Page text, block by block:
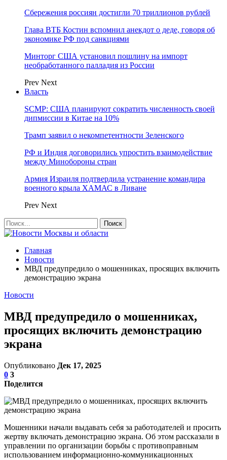
Сбережения россиян достигли 70 триллионов рублей
Глава ВТБ Костин вспомнил анекдот о деде, говоря об
экономике РФ под санкциями
Минторг США установил пошлину на импорт
необработанного палладия из России
Prev Next
Власть
SCMP: США планируют сократить численность своей
дипмиссии в Китае на 10%
Трамп заявил о некомпетентности Зеленского
РФ и Индия договорились упростить взаимодействие
между Минобороны стран
Армия Израиля подтвердила устранение командира
военного крыла ХАМАС в Ливане
Prev Next
Главная
Новости
МВД предупредило о мошенниках, просящих включить
демонстрацию экрана
Новости
МВД предупредило о мошенниках,
просящих включить демонстрацию
экрана
Опубликовано Дек 17, 2025
0 3
Поделится
Мошенники начали выдавать себя за работодателей и просить
жертву включать демонстрацию экрана. Об этом рассказали в
управлении по организации борьбы с противоправным
использованием информационно-коммуникационных